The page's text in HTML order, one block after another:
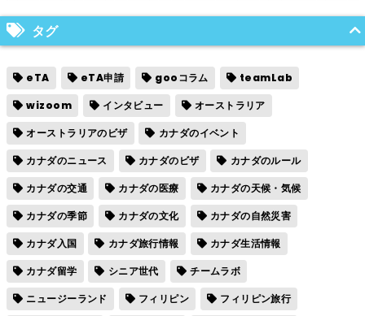
タグ
eTA eTA申請 gooコラム
teamLab
wizoom
インタビュー
オーストラリア
オーストラリアのビザ
カナダのイベント
カナダのニュース
カナダのビザ
カナダのルール
カナダの交通
カナダの医療
カナダの天候・気候
カナダの季節
カナダの文化
カナダの自然災害
カナダ入国
カナダ旅行情報
カナダ生活情報
カナダ留学
シニア世代
チームラボ
ニュージーランド
フィリピン
フィリピン旅行